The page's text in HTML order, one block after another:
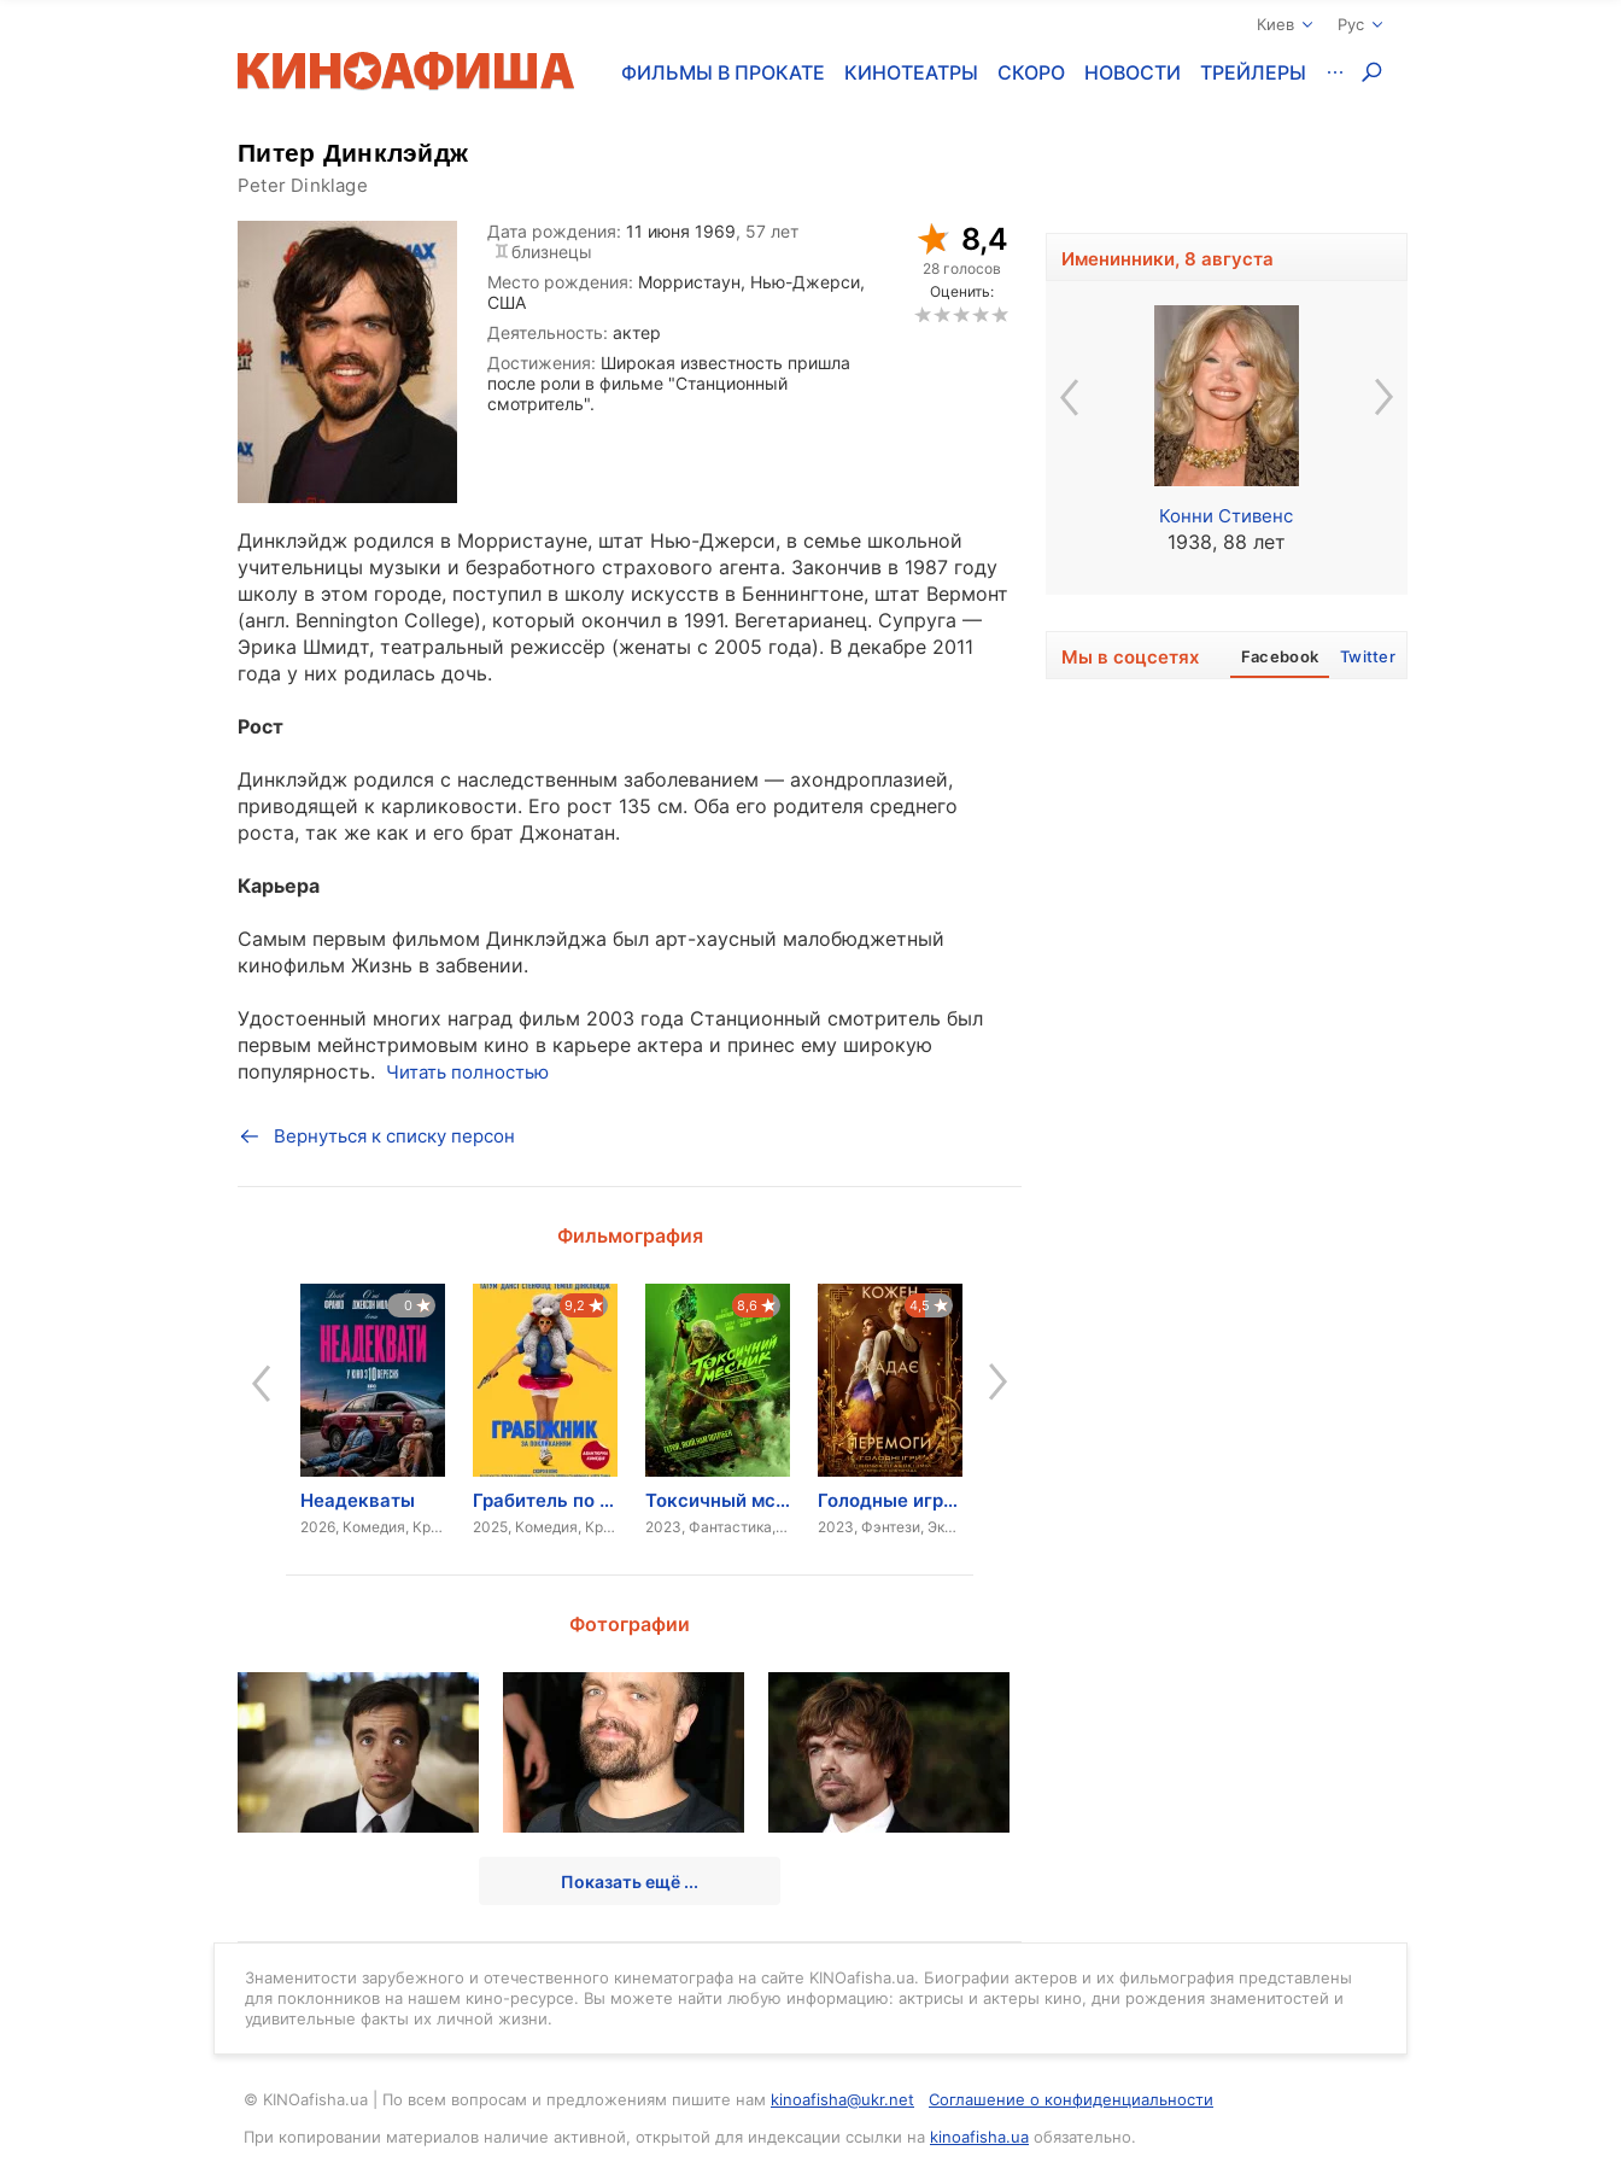
Киев Рус
ФИЛЬМЫ В ПРОКАТЕ КИНОТЕАТРЫ СКОРО НОВОСТИ ТРЕЙЛЕРЫ
Питер Динклэйдж
Peter Dinklage
Дата рождения: 11 июня 1969, 57 лет
близнецы
Место рождения: Морристаун, Нью-Джерси,
США
Деятельность: актер
Достижения: Широкая известность пришла
после роли в фильме "Станционный
смотритель".
8,4
28 голосов
Оценить:
Динклэйдж родился в Морристауне, штат Нью-Джерси, в семье школьной
учительницы музыки и безработного страхового агента. Закончив в 1987 году
школу в этом городе, поступил в школу искусств в Беннингтоне, штат Вермонт
(англ. Bennington College), который окончил в 1991. Вегетарианец. Супруга —
Эрика Шмидт, театральный режиссёр (женаты с 2005 года). В декабре 2011
года у них родилась дочь.
Рост
Динклэйдж родился с наследственным заболеванием — ахондроплазией,
приводящей к карликовости. Его рост 135 см. Оба его родителя среднего
роста, так же как и его брат Джонатан.
Карьера
Самым первым фильмом Динклэйджа был арт-хаусный малобюджетный
кинофильм Жизнь в забвении.
Удостоенный многих наград фильм 2003 года Станционный смотритель был
первым мейнстримовым кино в карьере актера и принес ему широкую
популярность. Читать полностью
Вернуться к списку персон
Фильмография
0
Неадекваты
2026, Комедия, Криминал
9,2
Грабитель по призванию
2025, Комедия, Криминал
8,6
Токсичный мститель
2023, Фантастика, Ужасы, Экшн
4,5
Голодные игры: Баллада о змеях и певчих птицах
2023, Фэнтези, Экшн
Фотографии
Показать ещё ...
Именинники, 8 августа
1937, 89 лет
Конни Стивенс
1938, 88 лет
Мы в соцсетях Facebook Twitter
Знаменитости зарубежного и отечественного кинематографа на сайте KINOafisha.ua. Биографии актеров и их фильмография представлены
для поклонников на нашем кино-ресурсе. Вы можете найти любую информацию: актрисы и актеры кино, дни рождения знаменитостей и
удивительные факты их личной жизни.
© KINOafisha.ua | По всем вопросам и предложениям пишите нам kinoafisha@ukr.net
Соглашение о конфиденциальности
При копировании материалов наличие активной, открытой для индексации ссылки на kinoafisha.ua обязательно.